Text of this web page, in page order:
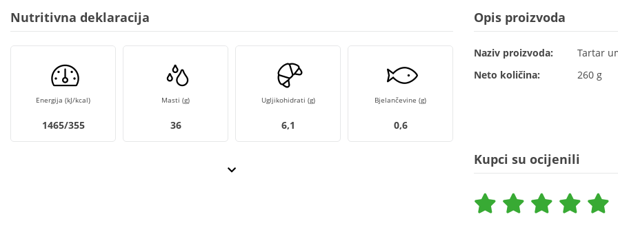
Nutritivna deklaracija
Energija (kJ/kcal)
1465/355
Masti (g)
36
Ugljikohidrati (g)
6,1
Bjelančevine (g)
0,6
Opis proizvoda
Naziv proizvoda:
Tartar
Neto količina:
260 g
Kupci su ocijenili